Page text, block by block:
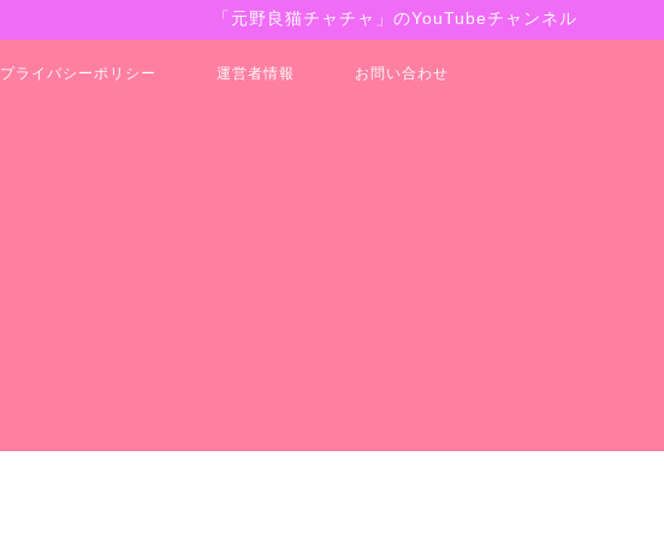
「元野良猫チャチャ」のYouTubeチャンネル
プライバシーポリシー 運営者情報 お問い合わせ